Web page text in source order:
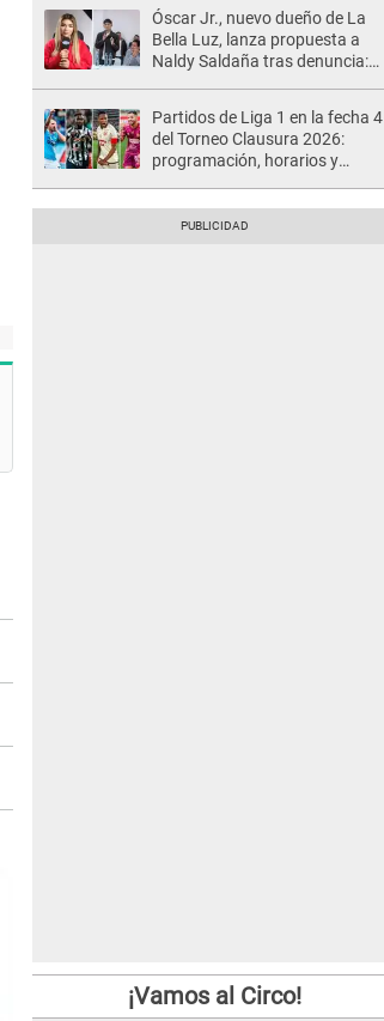
Óscar Jr., nuevo dueño de La
Bella Luz, lanza propuesta a
Naldy Saldaña tras denuncia:
Partidos de Liga 1 en la fecha 4
del Torneo Clausura 2026:
programación, horarios y
¡Vamos al Circo!